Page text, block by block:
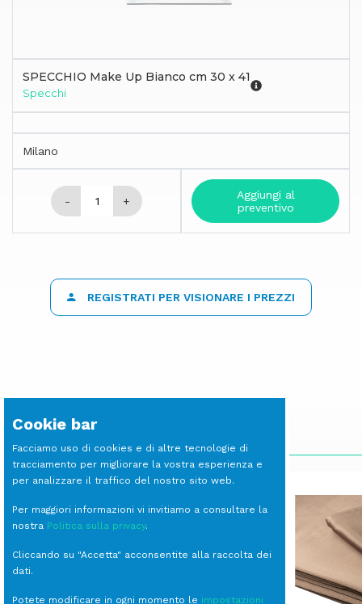
SPECCHIO Make Up Bianco cm 30 x 41
Specchi
Milano
- +
Aggiungi al
preventivo
REGISTRATI PER VISIONARE I PREZZI
Cookie bar
Facciamo uso di cookies e di altre tecnologie di
tracciamento per migliorare la vostra esperienza e
per analizzare il traffico del nostro sito web.
Per maggiori informazioni vi invitiamo a consultare la
nostra Politica sulla privacy.
Cliccando su "Accetta" acconsentite alla raccolta dei
dati.
Potete modificare in ogni momento le impostazioni